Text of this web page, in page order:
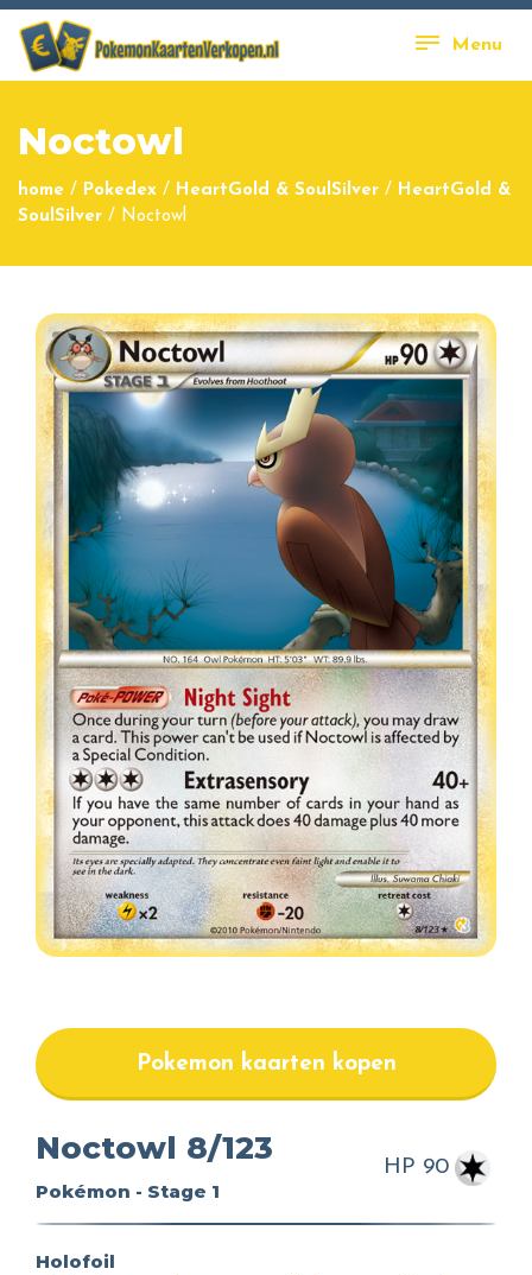
Menu
Noctowl
home / Pokedex / HeartGold & SoulSilver / HeartGold &
SoulSilver / Noctowl
Pokemon kaarten kopen
Noctowl 8/123
Pokémon - Stage 1
HP 90
Holofoil